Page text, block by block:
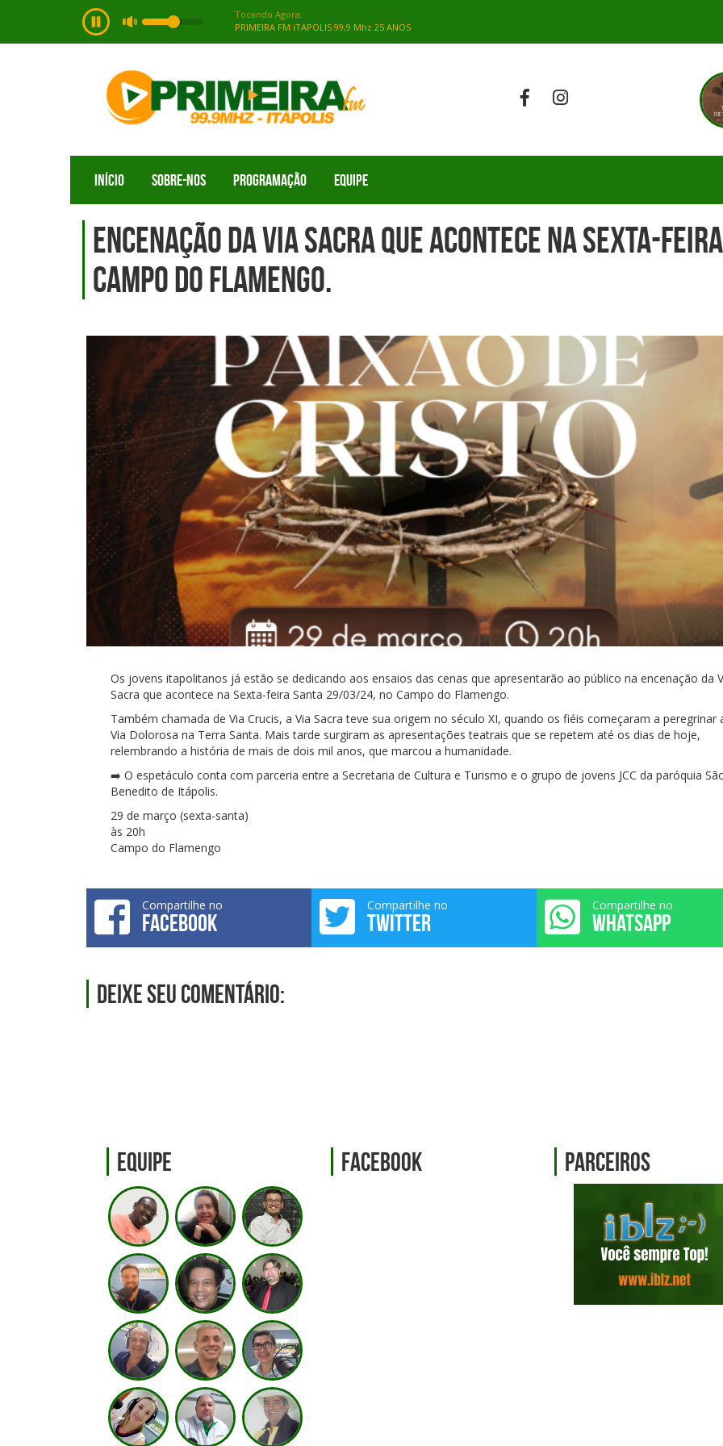
INÍCIO SOBRE-NOS PROGRAMAÇÃO EQUIPE
Encenação da Via Sacra que acontece na Sexta-
Campo do Flamengo.
Os jovens itapolitanos já estão se dedicando aos ensaios das cenas que apresentarão ao público na encenação da
Sacra que acontece na Sexta-feira Santa 29/03/24, no Campo do Flamengo.
Também chamada de Via Crucis, a Via Sacra teve sua origem no século XI, quando os fiéis começaram a peregrinar
Via Dolorosa na Terra Santa. Mais tarde surgiram as apresentações teatrais que se repetem até os dias de hoje,
relembrando a história de mais de dois mil anos, que marcou a humanidade.
➡️ O espetáculo conta com parceria entre a Secretaria de Cultura e Turismo e o grupo de jovens JCC da paróquia
Benedito de Itápolis.
29 de março (sexta-santa)
às 20h
Campo do Flamengo
Compartilhe no
FACEBOOK
Compartilhe no
TWITTER
Compartilhe no
WHATSAPP
Deixe seu comentário:
Equipe Facebook Parceiros